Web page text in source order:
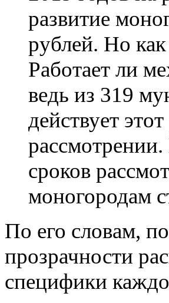
развитие
рублей. Но
Работает ли
ведь из 319
действует
сроков
моногородам
По его словам,
прозрачности
специфики